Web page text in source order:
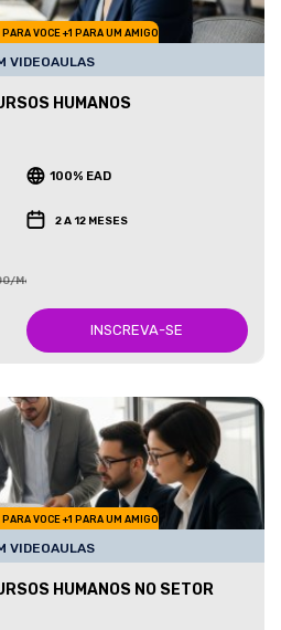
VOCE +1 PARA UM AMIGO
VIDEOAULAS
HUMANOS
100% EAD
2 A 12 MESES
Mês
INSCREVA-SE
VOCE +1 PARA UM AMIGO
VIDEOAULAS
HUMANOS NO SETOR